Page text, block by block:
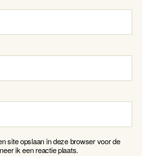
site opslaan in deze browser voor de
ik een reactie plaats.